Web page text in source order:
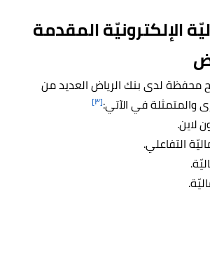
الإلكترونيّة المقدمة
لدى بنك الرياض العديد من
والمتمثلة في الآتي:[٣]
لاين.
التفاعلي.